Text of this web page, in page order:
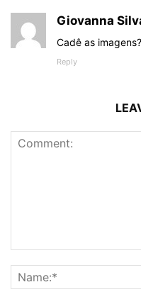
Giovanna
Cadê as
Reply